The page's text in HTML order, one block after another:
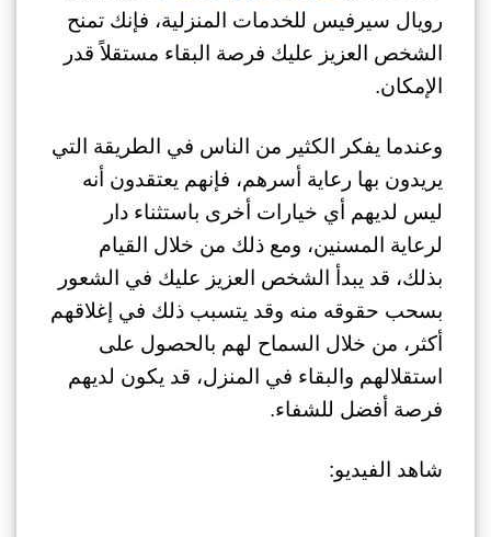
رويال سيرفيس للخدمات المنزلية، فإنك تمنح
الشخص العزيز عليك فرصة البقاء مستقلاً قدر
الإمكان.
وعندما يفكر الكثير من الناس في الطريقة التي
يريدون بها رعاية أسرهم، فإنهم يعتقدون أنه
ليس لديهم أي خيارات أخرى باستثناء دار
لرعاية المسنين، ومع ذلك من خلال القيام
بذلك، قد يبدأ الشخص العزيز عليك في الشعور
بسحب حقوقه منه وقد يتسبب ذلك في إغلاقهم
أكثر، من خلال السماح لهم بالحصول على
استقلالهم والبقاء في المنزل، قد يكون لديهم
فرصة أفضل للشفاء.
شاهد الفيديو: